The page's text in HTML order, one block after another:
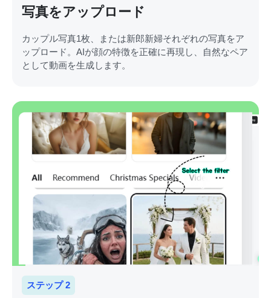
写真をアップロード
カップル写真1枚、または新郎新婦それぞれの写真をア
ップロード。AIが顔の特徴を正確に再現し、自然なペア
として動画を生成します。
ステップ 2